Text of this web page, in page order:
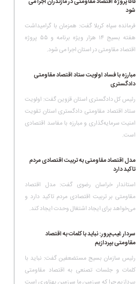
شود
فرمانده سپاه کربلا گفت: همزمان با گرامیداشت
هفته بسیج ۱۴ هزار ویژه برنامه و ۵۵ پروژه
اقتصاد مقاومتی در استان اجرا می شود.
مبارزه با فساد اولویت ستاد اقتصاد مقاومتی
دادگستری
رئیس کل دادگستری استان قزوین گفت: اولویت
ستاد اقتصاد مقاومتی دادگستری استان تقویت
امنیت سرمایه‌گذاری و مبارزه با مفاسد اقتصادی
است.
مدل اقتصاد مقاومتی به تربیت اقتصادی مردم
تاکید دارد
استاندار خراسان رضوی گفت: مدل اقتصاد
مقاومتی بر تربیت اقتصادی مردم تاکید دارد و
می‌خواهد برای ایجاد اشتغال وحدت ایجاد کند.
سردار غیب‌پرور: نباید با کلمات به اقتصاد
مقاومتی بپردازیم
رئیس سازمان بسیج مستضعفین گفت: نباید با
کلمات و جلسات تصنعی به اقتصاد مقاومتی
بپردازیم چرا که سرزمین ما سرزمین پهناوری است